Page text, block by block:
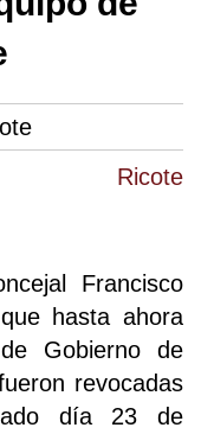
Ricote
Francisco
hasta ahora
Gobierno de
revocadas
día 23 de